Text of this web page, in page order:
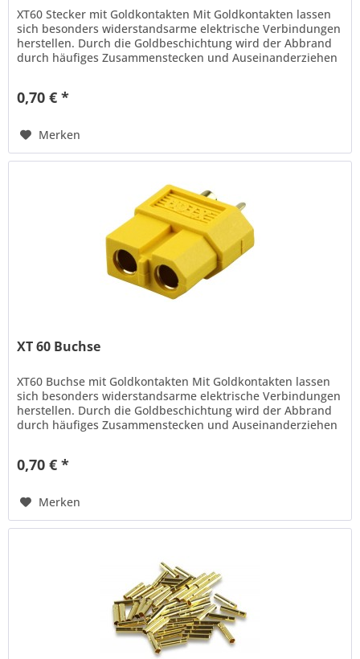
XT60 Stecker mit Goldkontakten Mit Goldkontakten lassen
sich besonders widerstandsarme elektrische Verbindungen
herstellen. Durch die Goldbeschichtung wird der Abbrand
durch häufiges Zusammenstecken und Auseinanderziehen
0,70 € *
Merken
XT 60 Buchse
XT60 Buchse mit Goldkontakten Mit Goldkontakten lassen
sich besonders widerstandsarme elektrische Verbindungen
herstellen. Durch die Goldbeschichtung wird der Abbrand
durch häufiges Zusammenstecken und Auseinanderziehen
0,70 € *
Merken